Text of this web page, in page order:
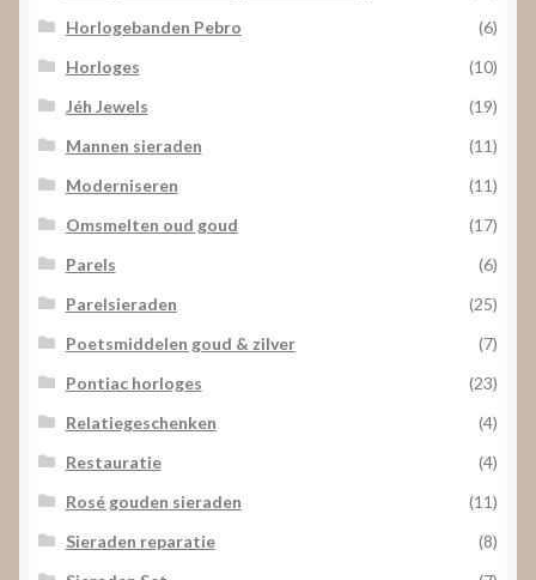
Horlogebanden Pebro
(6)
Horloges
(10)
Jéh Jewels
(19)
Mannen sieraden
(11)
Moderniseren
(11)
Omsmelten oud goud
(17)
Parels
(6)
Parelsieraden
(25)
Poetsmiddelen goud & zilver
(7)
Pontiac horloges
(23)
Relatiegeschenken
(4)
Restauratie
(4)
Rosé gouden sieraden
(11)
Sieraden reparatie
(8)